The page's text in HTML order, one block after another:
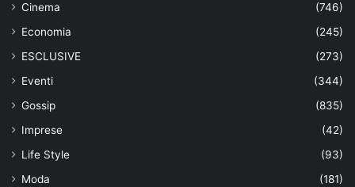
Cinema
(746)
Economia
(245)
ESCLUSIVE
(273)
Eventi
(344)
Gossip
(835)
Imprese
(42)
Life Style
(93)
Moda
(181)